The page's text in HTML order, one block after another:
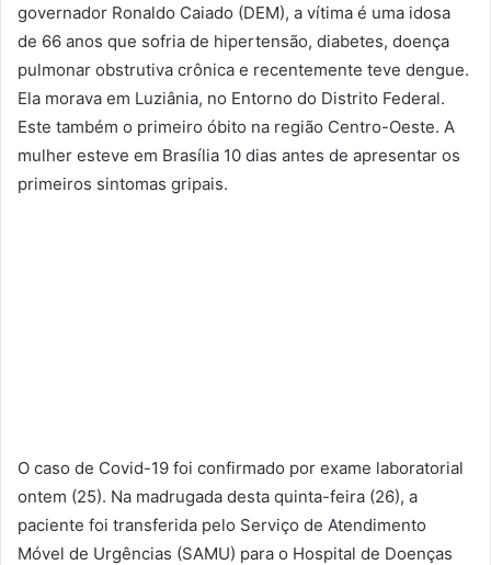
governador Ronaldo Caiado (DEM), a vítima é uma idosa
de 66 anos que sofria de hipertensão, diabetes, doença
pulmonar obstrutiva crônica e recentemente teve dengue.
Ela morava em Luziânia, no Entorno do Distrito Federal.
Este também o primeiro óbito na região Centro-Oeste. A
mulher esteve em Brasília 10 dias antes de apresentar os
primeiros sintomas gripais.
O caso de Covid-19 foi confirmado por exame laboratorial
ontem (25). Na madrugada desta quinta-feira (26), a
paciente foi transferida pelo Serviço de Atendimento
Móvel de Urgências (SAMU) para o Hospital de Doenças